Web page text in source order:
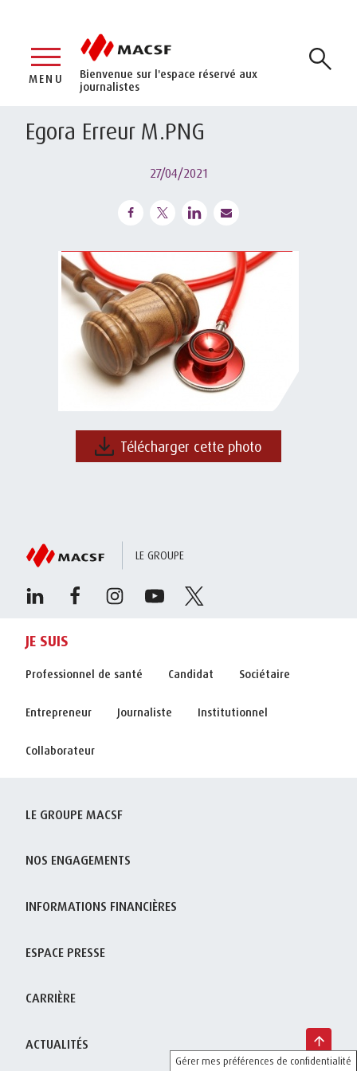
Bienvenue sur l'espace réservé aux
journalistes
MENU
Egora Erreur M.PNG
27/04/2021
Télécharger cette photo
LE GROUPE
JE SUIS
Professionnel de santé Candidat Sociétaire
Entrepreneur Journaliste Institutionnel
Collaborateur
LE GROUPE MACSF
NOS ENGAGEMENTS
INFORMATIONS FINANCIÈRES
ESPACE PRESSE
CARRIÈRE
ACTUALITÉS
Gérer mes préférences de confidentialité